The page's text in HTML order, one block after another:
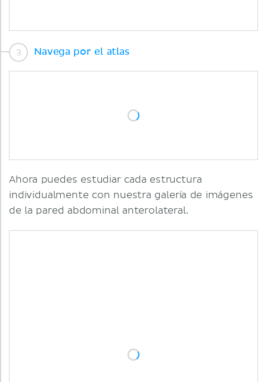
Navega por el atlas
Ahora puedes estudiar cada estructura
individualmente con nuestra galería de imágenes
de la pared abdominal anterolateral.